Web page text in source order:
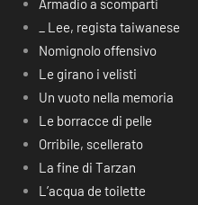
Armadio a scomparti
_ Lee, regista taiwanese
Nomignolo offensivo
Le girano i velisti
Un vuoto nella memoria
Le borracce di pelle
Orribile, scellerato
La fine di Tarzan
L’acqua de toilette